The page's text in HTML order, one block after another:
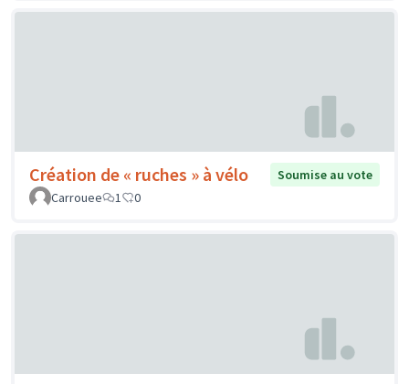
Création de « ruches » à vélo
Soumise au vote
Carrouee
1 0